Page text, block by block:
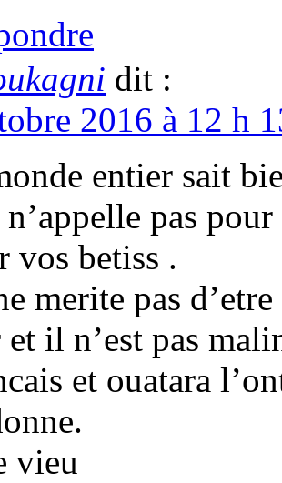
dit :
2016 à 12 h
entier sait
n’appelle pas
vos betiss .
merite pas
il n’est pas
et ouatara
vieu